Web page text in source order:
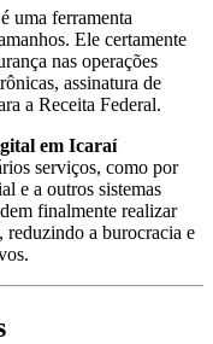
é uma ferramenta
Ele certamente
nas operações
assinatura de
a Receita Federal.
em Icaraí
serviços, como por
e a outros sistemas
finalmente realizar
reduzindo a burocracia e